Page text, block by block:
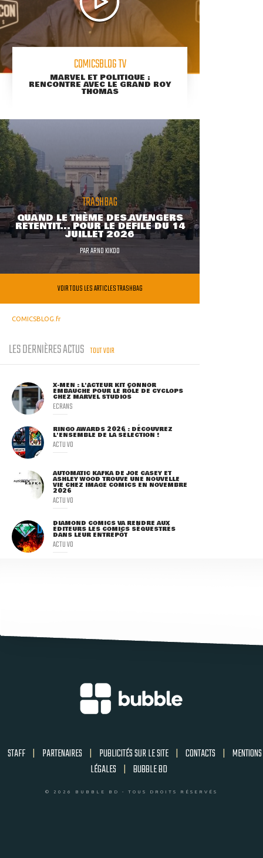
COMICSBLOG TV
MARVEL ET POLITIQUE :
RENCONTRE AVEC LE GRAND ROY
THOMAS
TRASHBAG
QUAND LE THÈME DES AVENGERS
RETENTIT... POUR LE DÉFILÉ DU 14
JUILLET 2026
PARARNO KIKOO
VOIR TOUS LES ARTICLES TRASHBAG
COMICSBLOG.fr
LES DERNIÈRES ACTUS TOUT VOIR
X-MEN : L'ACTEUR KIT CONNOR
EMBAUCHÉ POUR LE RÔLE DE CYCLOPS
CHEZ MARVEL STUDIOS
ECRANS
RINGO AWARDS 2026 : DÉCOUVREZ
L'ENSEMBLE DE LA SÉLECTION !
ACTU VO
AUTOMATIC KAFKA DE JOE CASEY ET
ASHLEY WOOD TROUVE UNE NOUVELLE
VIE CHEZ IMAGE COMICS EN NOVEMBRE
2026
ACTU VO
DIAMOND COMICS VA RENDRE AUX
ÉDITEURS LES COMICS SÉQUESTRÉS
DANS LEUR ENTREPÔT
ACTU VO
STAFF | PARTENAIRES | PUBLICITÉS SUR LE SITE | CONTACTS | MENTIONS
LÉGALES | BUBBLE BD
© 2026 BUBBLE BD - TOUS DROITS RÉSERVÉS